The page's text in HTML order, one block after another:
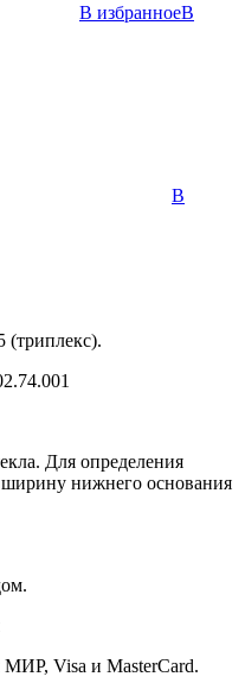
В избранноеВ
В
(триплекс).
Для определения
ширину нижнего основания
Visa и MasterCard.